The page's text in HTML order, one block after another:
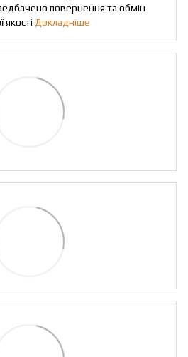
повернення та обмін
Докладніше